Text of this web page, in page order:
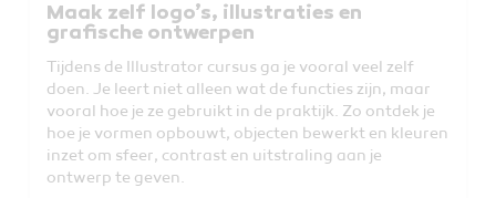
Maak zelf logo’s, illustraties en
grafische ontwerpen
Tijdens de Illustrator cursus ga je vooral veel zelf
doen. Je leert niet alleen wat de functies zijn, maar
vooral hoe je ze gebruikt in de praktijk. Zo ontdek je
hoe je vormen opbouwt, objecten bewerkt en kleuren
inzet om sfeer, contrast en uitstraling aan je
ontwerp te geven.